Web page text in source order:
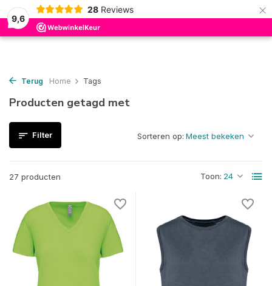
9,6
28 Reviews ×
0
Terug Home Tags
Producten getagd met
Filter
27 producten Toon:
Sorteren op: